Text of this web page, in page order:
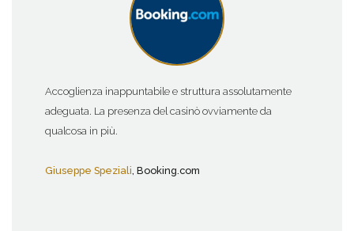
Accoglienza inappuntabile e struttura assolutamente
adeguata. La presenza del casinò ovviamente da
qualcosa in più.
Giuseppe Speziali , Booking.com